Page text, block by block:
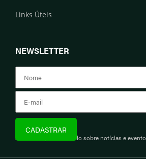
Links Úteis
NEWSLETTER
Assine e fique informado sobre notícias e